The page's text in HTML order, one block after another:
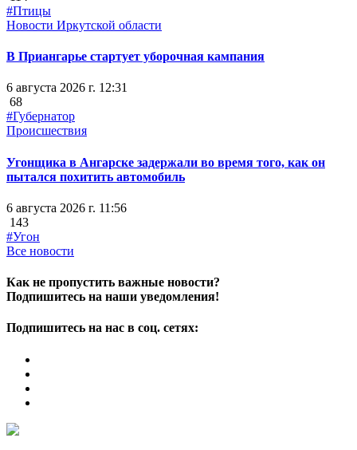
#Птицы
Новости Иркутской области
В Приангарье стартует уборочная кампания
6 августа 2026 г. 12:31
68
#Губернатор
Происшествия
Угонщика в Ангарске задержали во время того, как он
пытался похитить автомобиль
6 августа 2026 г. 11:56
143
#Угон
Все новости
Как не пропустить важные новости?
Подпишитесь на наши уведомления!
Подпишитесь на нас в соц. сетях: